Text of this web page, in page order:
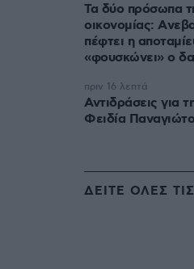
Τα δύο πρόσωπα
οικονομίας:
πέφτει η
«φουσκώνει» ο
Αντιδράσεις για
Φειδία
πριν 16 λεπτά
ΔΕΙΤΕ ΟΛΕΣ